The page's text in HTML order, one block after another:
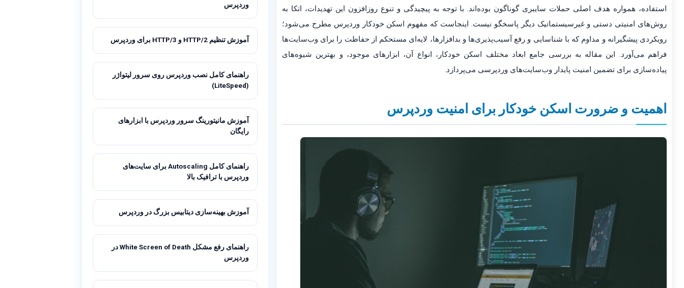
استفاده، همواره هدف اصلی حملات سایبری گوناگون بوده‌اند. با توجه به پیچیدگی و تنوع روزافزون این تهدیدات، اتکا به
روش‌های امنیتی دستی و غیرسیستماتیک دیگر پاسخگو نیست. اینجاست که مفهوم اسکن خودکار وردپرس مطرح می‌شود؛
رویکردی پیشگیرانه و مداوم که با شناسایی و رفع آسیب‌پذیری‌ها و بدافزارها، لایه‌ای مستحکم از حفاظت را برای وب‌سایت‌ها
فراهم می‌آورد. این مقاله به بررسی جامع ابعاد مختلف اسکن خودکار، انواع آن، ابزارهای موجود، و بهترین شیوه‌های
پیاده‌سازی برای تضمین امنیت پایدار وب‌سایت‌های وردپرسی می‌پردازد.
اهمیت و ضرورت اسکن خودکار برای امنیت وردپرس
وردپرس
آموزش تنظیم HTTP/2 و HTTP/3 برای وردپرس
راهنمای کامل نصب وردپرس روی سرور لیتواژر
(LiteSpeed)
آموزش مانیتورینگ سرور وردپرس با ابزارهای
رایگان
راهنمای کامل Autoscaling برای سایت‌های
وردپرس با ترافیک بالا
آموزش بهینه‌سازی دیتابیس بزرگ در وردپرس
راهنمای رفع مشکل White Screen of Death در
وردپرس